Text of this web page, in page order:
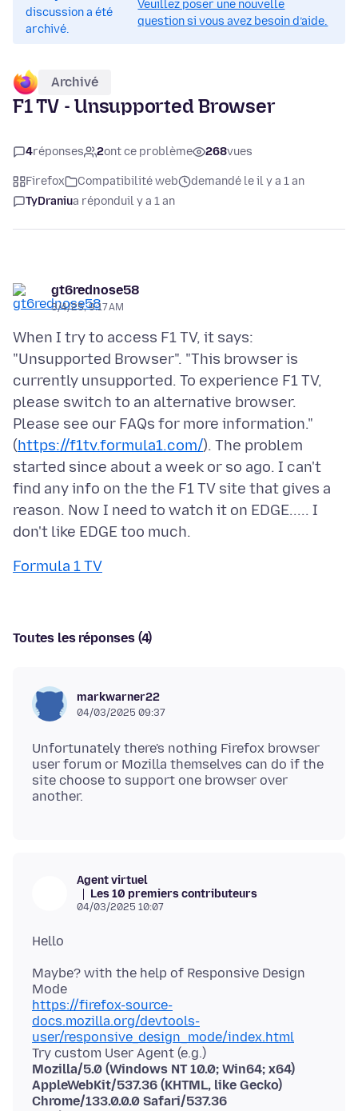
discussion a été
archivé.
Veuillez poser une nouvelle
question si vous avez besoin d’aide.
Archivé
F1 TV - Unsupported Browser
4réponses 2ont ce problème 268vues
Firefox Compatibilité web
demandé le il y a 1 an
TyDraniua réponduil y a 1 an
gt6rednose58
3/4/25, 9:17 AM
When I try to access F1 TV, it says:
"Unsupported Browser". "This browser is
currently unsupported. To experience F1 TV,
please switch to an alternative browser.
Please see our FAQs for more information."
(https://f1tv.formula1.com/). The problem
started since about a week or so ago. I can't
find any info on the the F1 TV site that gives a
reason. Now I need to watch it on EDGE..... I
Formula 1 TV
Toutes les réponses (4)
markwarner22
04/03/2025 09:37
Unfortunately there's nothing Firefox browser
user forum or Mozilla themselves can do if the
site choose to support one browser over
Agent virtuel
Les 10 premiers contributeurs
04/03/2025 10:07
Maybe? with the help of Responsive Design
https://firefox-source-
docs.mozilla.org/devtools-
user/responsive_design_mode/index.html
Mozilla/5.0 (Windows NT 10.0; Win64; x64)
AppleWebKit/537.36 (KHTML, like Gecko)
Chrome/133.0.0.0 Safari/537.36